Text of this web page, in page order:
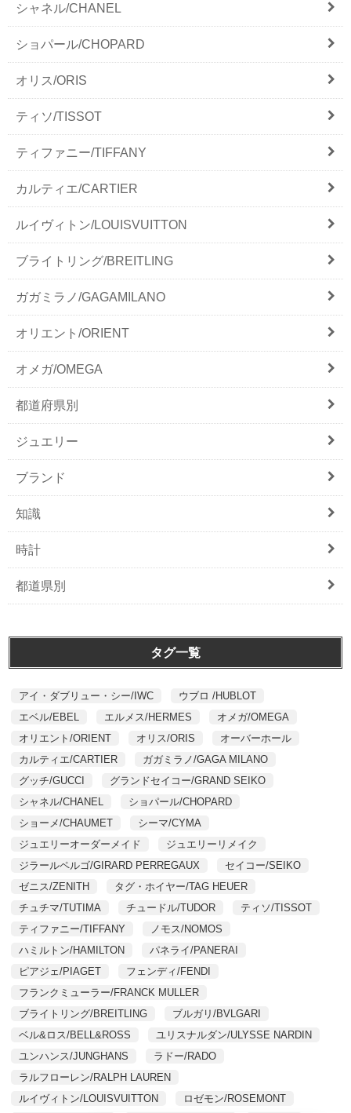
シャネル/CHANEL
ショパール/CHOPARD
オリス/ORIS
ティソ/TISSOT
ティファニー/TIFFANY
カルティエ/CARTIER
ルイヴィトン/LOUISVUITTON
ブライトリング/BREITLING
ガガミラノ/GAGAMILANO
オリエント/ORIENT
オメガ/OMEGA
都道府県別
ジュエリー
ブランド
知識
時計
都道県別
タグ一覧
アイ・ダブリュー・シー/IWC
ウブロ /HUBLOT
エベル/EBEL
エルメス/HERMES
オメガ/OMEGA
オリエント/ORIENT
オリス/ORIS
オーバーホール
カルティエ/CARTIER
ガガミラノ/GAGA MILANO
グッチ/GUCCI
グランドセイコー/GRAND SEIKO
シャネル/CHANEL
ショパール/CHOPARD
ショーメ/CHAUMET
シーマ/CYMA
ジュエリーオーダーメイド
ジュエリーリメイク
ジラールペルゴ/GIRARD PERREGAUX
セイコー/SEIKO
ゼニス/ZENITH
タグ・ホイヤー/TAG HEUER
チュチマ/TUTIMA
チュードル/TUDOR
ティソ/TISSOT
ティファニー/TIFFANY
ノモス/NOMOS
ハミルトン/HAMILTON
パネライ/PANERAI
ピアジェ/PIAGET
フェンディ/FENDI
フランクミューラー/FRANCK MULLER
ブライトリング/BREITLING
ブルガリ/BVLGARI
ベル&ロス/BELL&ROSS
ユリスナルダン/ULYSSE NARDIN
ユンハンス/JUNGHANS
ラドー/RADO
ラルフローレン/RALPH LAUREN
ルイヴィトン/LOUISVUITTON
ロゼモン/ROSEMONT